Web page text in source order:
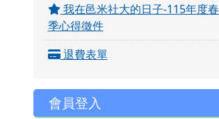
我在邑米社大的日子-115年度春
季心得徵件
退費表單
會員登入